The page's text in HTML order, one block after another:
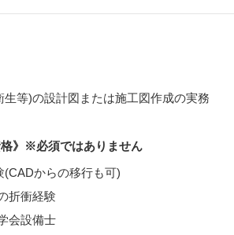
等)の設計図または施工図作成の実務
格》※必須ではありません
(CADからの移行も可)
折衝経験
会設備士